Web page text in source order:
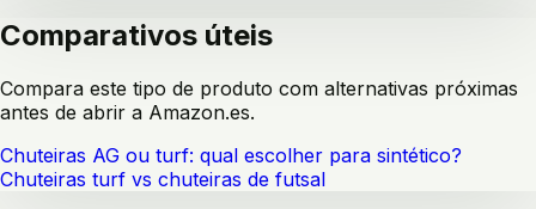
Comparativos úteis
Compara este tipo de produto com alternativas próximas
antes de abrir a Amazon.es.
Chuteiras AG ou turf: qual escolher para sintético?
Chuteiras turf vs chuteiras de futsal